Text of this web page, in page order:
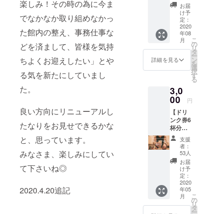
楽しみ！その時の為に今ま
でなかなか取り組めなかっ
た館内の整え、事務仕事な
どを済まして、皆様を気持
ちよくお迎えしたい」とや
る気を新たにしていまし
た。
良い方向にリニューアルし
たなりをお見せできるかな
と、思っています。
みなさま、楽しみにしてい
て下さいね◎
2020.4.20追記
おりま
す町歩
きマッ
プを送
らせて
頂きま
す。 外
出自粛
が、ぜ
ひご自
妄想ト
リップ
のアイ
テムと
してお
使い下
さい◎
この事
態が収
束した
暁に
は、是
り手ぬ
ぐい】
なり1周
年の際
に作成
したオ
リジナ
ル手ぬ
アップ
した
「クラ
ウド
ファン
ディン
グ限定
デザイ
ン！な
り手ぬ
ぐい」
を今回
のプロ
ジェク
トの為
に新た
お届
け予
定：
2020
年08
月
詳細を見る
こ
の
リ
タ
ー
ン
を
選
択
す
る
3,0
00 円
【ドリ
ンク券6
杯分】
併設の
barにて
ご利用
可能
な、ド
リンク
券にな
りま
す。 こ
ちらの
支援
者：
53人
お届
け予
定：
2020
年05
月
こ
の
リ
タ
ー